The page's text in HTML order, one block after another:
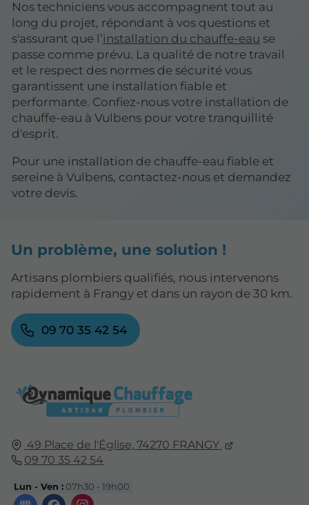
Nos techniciens vous accompagnent tout au
long du projet, répondant à vos questions et
s'assurant que l’installation du chauffe-eau se
passe comme prévu. La qualité de notre travail
et le respect des normes de sécurité vous
garantissent une installation fiable et
performante. Confiez-nous votre installation de
chauffe-eau à Vulbens pour votre tranquillité
d'esprit.
Pour une installation de chauffe-eau fiable et
sereine à Vulbens, contactez-nous et demandez
votre devis.
49 Place de l'Église, 74270 FRANGY
09 70 35 42 54
Lun - Ven : 07h30 - 19h00
Un problème, une solution !
Artisans plombiers qualifiés, nous intervenons
rapidement à Frangy et dans un rayon de 30 km.
09 70 35 42 54